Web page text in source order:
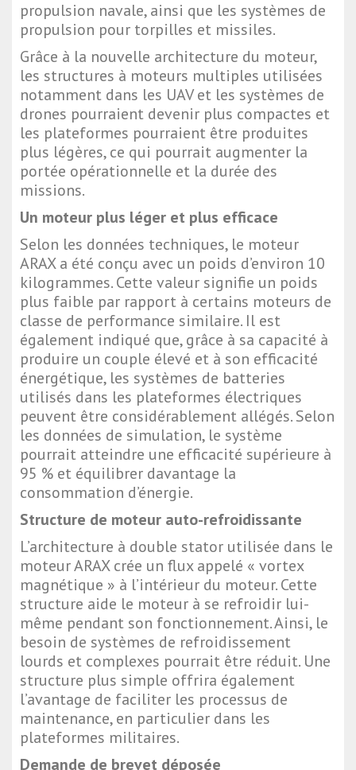
propulsion navale, ainsi que les systèmes de
propulsion pour torpilles et missiles.
Grâce à la nouvelle architecture du moteur,
les structures à moteurs multiples utilisées
notamment dans les UAV et les systèmes de
drones pourraient devenir plus compactes et
les plateformes pourraient être produites
plus légères, ce qui pourrait augmenter la
portée opérationnelle et la durée des
missions.
Un moteur plus léger et plus efficace
Selon les données techniques, le moteur
ARAX a été conçu avec un poids d’environ 10
kilogrammes. Cette valeur signifie un poids
plus faible par rapport à certains moteurs de
classe de performance similaire. Il est
également indiqué que, grâce à sa capacité à
produire un couple élevé et à son efficacité
énergétique, les systèmes de batteries
utilisés dans les plateformes électriques
peuvent être considérablement allégés. Selon
les données de simulation, le système
pourrait atteindre une efficacité supérieure à
95 % et équilibrer davantage la
consommation d’énergie.
Structure de moteur auto-refroidissante
L’architecture à double stator utilisée dans le
moteur ARAX crée un flux appelé « vortex
magnétique » à l’intérieur du moteur. Cette
structure aide le moteur à se refroidir lui-
même pendant son fonctionnement. Ainsi, le
besoin de systèmes de refroidissement
lourds et complexes pourrait être réduit. Une
structure plus simple offrira également
l’avantage de faciliter les processus de
maintenance, en particulier dans les
plateformes militaires.
Demande de brevet déposée